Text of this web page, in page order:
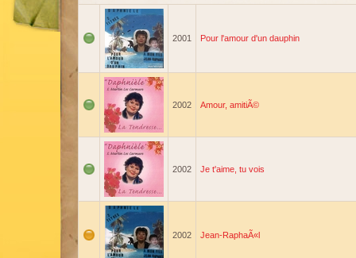
2001 Pour l'amour d'un dauphin
2002 Amour, amitiÃ©
2002 Je t'aime, tu vois
2002 Jean-RaphaÃ«l